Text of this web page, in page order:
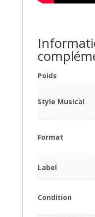
Poids
Style Musical
Format
Label
Condition